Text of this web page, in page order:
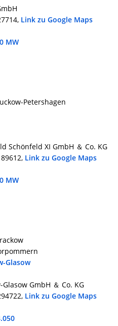
Link zu Google Maps
MW
Petershagen
Schönfeld XI GmbH ＆ Co. KG
Link zu Google Maps
MW
Glasow
GmbH ＆ Co. KG
Link zu Google Maps